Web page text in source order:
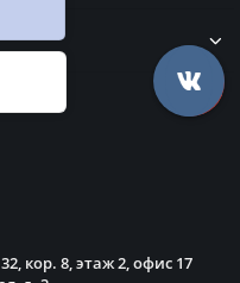
кор. 8, этаж 2, офис 17